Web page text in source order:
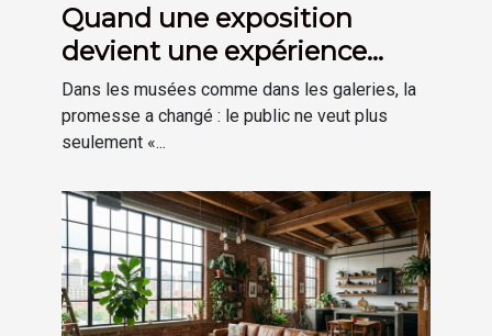
Quand une exposition
devient une expérience
plutôt qu’une visite
Dans les musées comme dans les galeries, la
promesse a changé : le public ne veut plus
seulement «...